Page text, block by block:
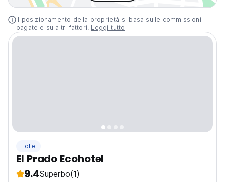
Il posizionamento della proprietà si basa sulle commissioni
pagate e su altri fattori. Leggi tutto
Hotel
El Prado Ecohotel
9.4Superbo(1)